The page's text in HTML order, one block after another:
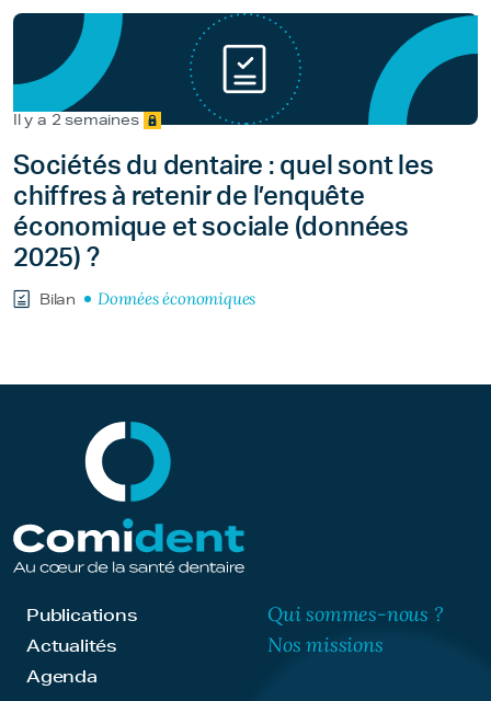
Il y a 2 semaines
Sociétés du dentaire : quel sont les
chiffres à retenir de l’enquête
économique et sociale (données
2025) ?
Bilan Données économiques
Publications
Actualités
Agenda
Qui sommes-nous ?
Nos missions